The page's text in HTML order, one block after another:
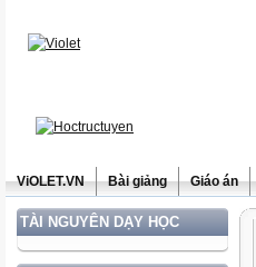
ViOLET.VN Bài giảng Giáo án
TÀI NGUYÊN DẠY HỌC